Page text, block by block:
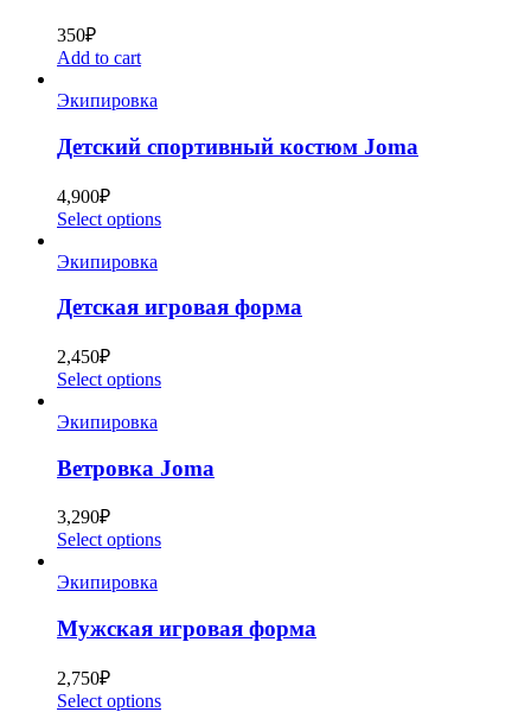
350₽
Add to cart
Экипировка
Детский спортивный костюм Joma
4,900₽
Select options
Экипировка
Детская игровая форма
2,450₽
Select options
Экипировка
Ветровка Joma
3,290₽
Select options
Экипировка
Мужская игровая форма
2,750₽
Select options